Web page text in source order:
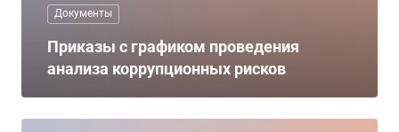
Документы
Приказы с графиком проведения
анализа коррупционных рисков